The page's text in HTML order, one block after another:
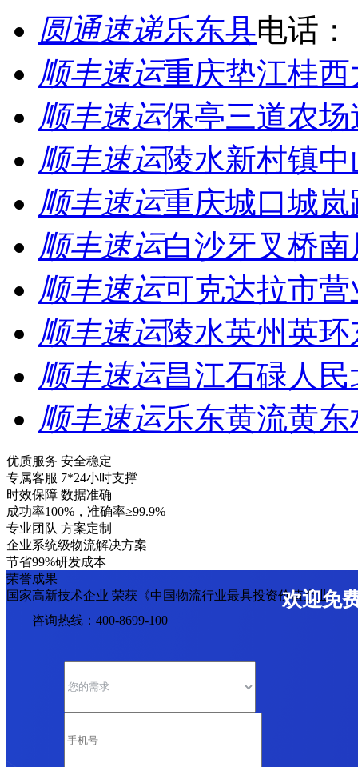
圆通速递乐东县电话：
顺丰速运重庆垫江桂
顺丰速运保亭三道农
顺丰速运陵水新村镇
顺丰速运重庆城口城
顺丰速运白沙牙叉桥
顺丰速运可克达拉市营
顺丰速运陵水英州英
顺丰速运昌江石碌人
顺丰速运乐东黄流黄
优质服务 安全稳定
专属客服 7*24小时支撑
时效保障 数据准确
成功率100%，准确率≥99.9%
专业团队 方案定制
企业系统级物流解决方案
节省99%研发成本
荣誉成果
国家高新技术企业 荣获《中国物流行业最具投资价值企业》
欢迎免
咨询热线：400-8699-100